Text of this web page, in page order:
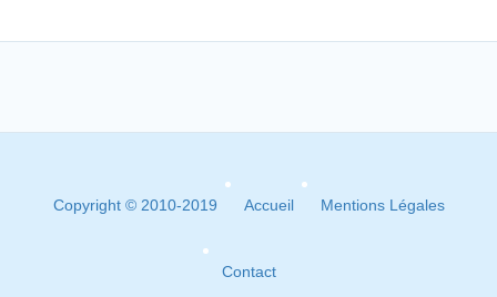
Copyright © 2010-2019 Accueil Mentions Légales
Contact